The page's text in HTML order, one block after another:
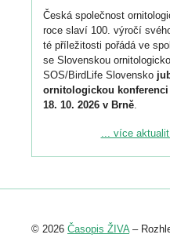
Česká společnost
roce slaví 100. výročí
té příležitosti pořádá ve
se Slovenskou
SOS/BirdLife Slovensko
ornitologickou konferenci
18. 10. 2026 v Brně.
Podrobnější informace ke
Registrovat se můžete do
abstraktu přihlášené
... více
© 2026 Časopis ŽIVA–